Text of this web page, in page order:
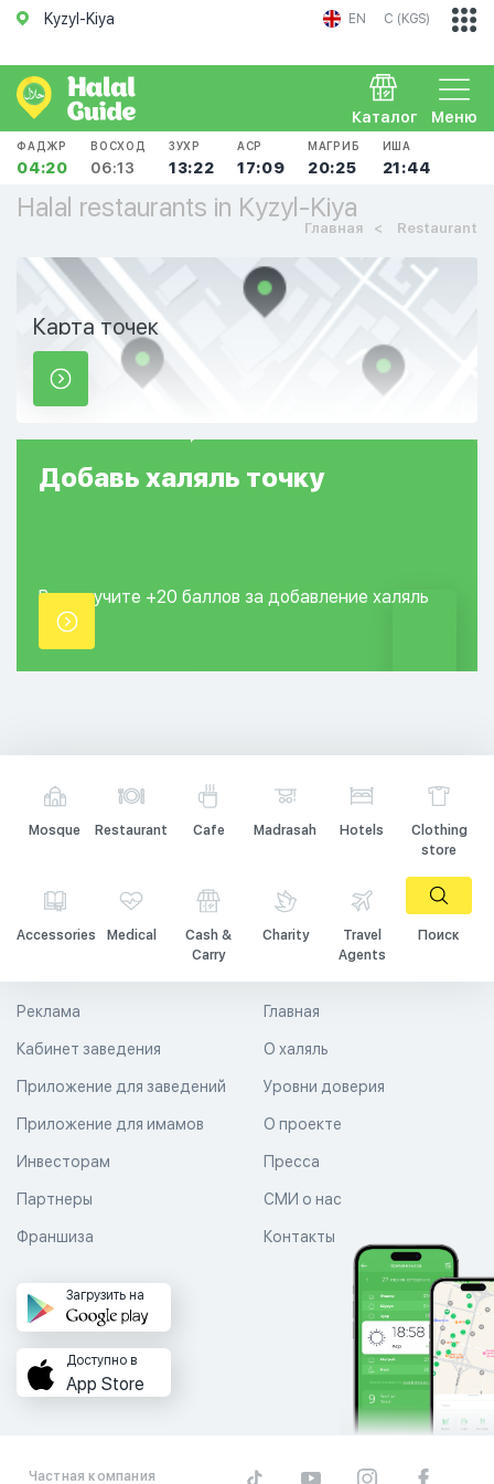
Kyzyl-Kiya EN С (KGS)
Меню
Каталог
ФАДЖР
04:20
ВОСХОД
06:13
ЗУХР
13:22
АСР
17:09
МАГРИБ
20:25
ИША
21:44
Halal restaurants in Kyzyl-Kiya
Главная Restaurant
Карта точек
Добавь халяль точку
Вы получите +20 баллов за добавление халяль
точки.
Mosque Restaurant Cafe Madrasah Hotels
Clothing
store
Accessories Medical
Cash &
Carry
Charity
Travel
Agents
Поиск
Главная
О халяль
Уровни доверия
Реклама
Кабинет заведения
Приложение для заведений
Приложение для имамов О проекте
Пресса
СМИ о нас
Контакты
Инвесторам
Партнеры
Франшиза
Загрузить на
Доступно в
App Store
Частная компания